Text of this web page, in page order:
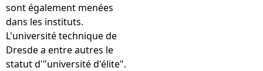
sont également menées
dans les instituts.
L'université technique de
Dresde a entre autres le
statut d'"université d'élite".